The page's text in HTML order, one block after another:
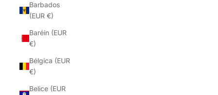
Barbados
(EUR €)
Baréin (EUR
€)
Bélgica (EUR
€)
Belice (EUR